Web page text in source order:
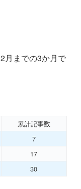
月までの3か月で
累計記事数
7
17
30